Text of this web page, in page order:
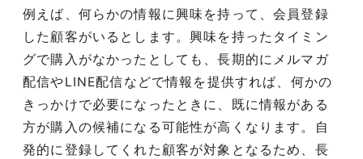
例えば、何らかの情報に興味を持って、会員登録
した顧客がいるとします。興味を持ったタイミン
グで購入がなかったとしても、長期的にメルマガ
配信やLINE配信などで情報を提供すれば、何かの
きっかけで必要になったときに、既に情報がある
方が購入の候補になる可能性が高くなります。自
発的に登録してくれた顧客が対象となるため、長